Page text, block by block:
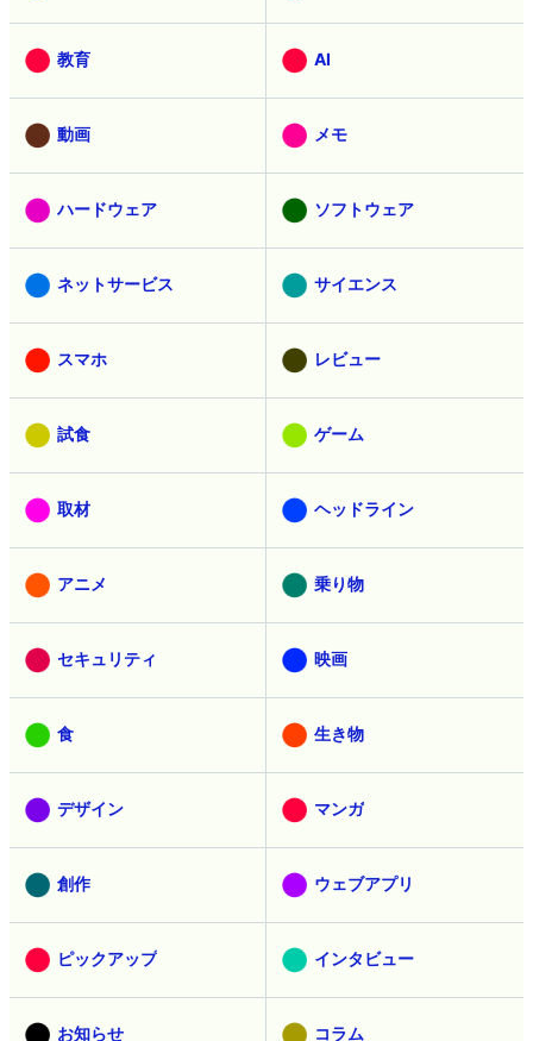
教育 AI
動画 メモ
ハードウェア ソフトウェア
ネットサービス サイエンス
スマホ レビュー
試食 ゲーム
取材 ヘッドライン
アニメ 乗り物
セキュリティ 映画
食 生き物
デザイン マンガ
創作 ウェブアプリ
ピックアップ インタビュー
お知らせ コラム